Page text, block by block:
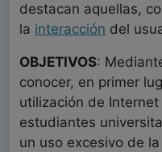
destacan aquellas,
la interacción del
OBJETIVOS:
conocer, en primer
utilización de
estudiantes
un uso excesivo de